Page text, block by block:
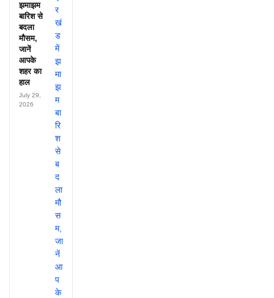
झमाझम
बारिश से
बदला
मौसम,
जानें
आपके
शहर का
हाल
July 29,
2026